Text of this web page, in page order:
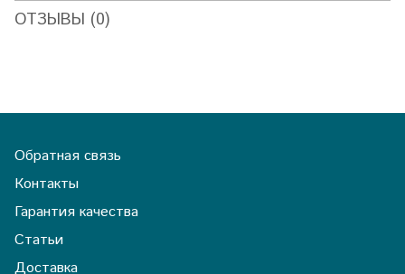
ОТЗЫВЫ (0)
Обратная связь
Контакты
Гарантия качества
Статьи
Доставка